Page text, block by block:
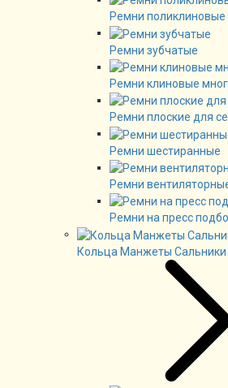
Ремни поликлиновые
Ремни зубчатые
Ремни клиновые
Ремни плоские для
Ремни шестиранные
Ремни
Ремни на пресс
Кольца Манжеты Сальники